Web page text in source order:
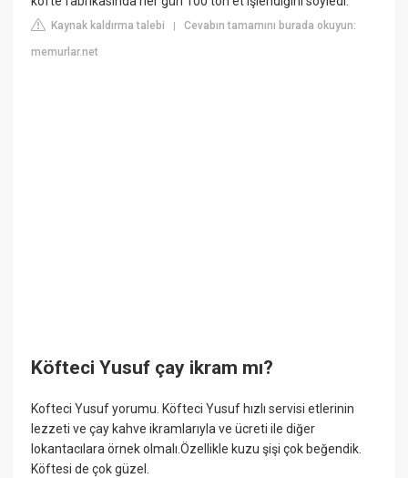
Kaynak kaldırma talebi |Cevabın tamamını burada okuyun:
memurlar.net
Köfteci Yusuf çay ikram mı?
Kofteci Yusuf yorumu. Köfteci Yusuf hızlı servisi etlerinin
lezzeti ve çay kahve ikramlarıyla ve ücreti ile diğer
lokantacılara örnek olmalı.Özellikle kuzu şişi çok beğendik.
Köftesi de çok güzel.